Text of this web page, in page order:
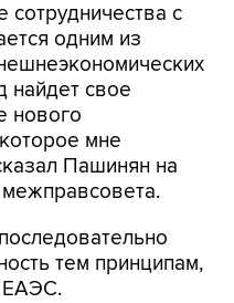
с
одним из
найдет свое
нового
мне
Пашинян на
тем принципам,
ЕАЭС.